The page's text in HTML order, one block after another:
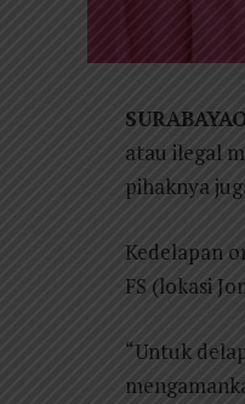
atau ilegal
pihaknya
Kedelapan
FS (lokasi
“Untuk